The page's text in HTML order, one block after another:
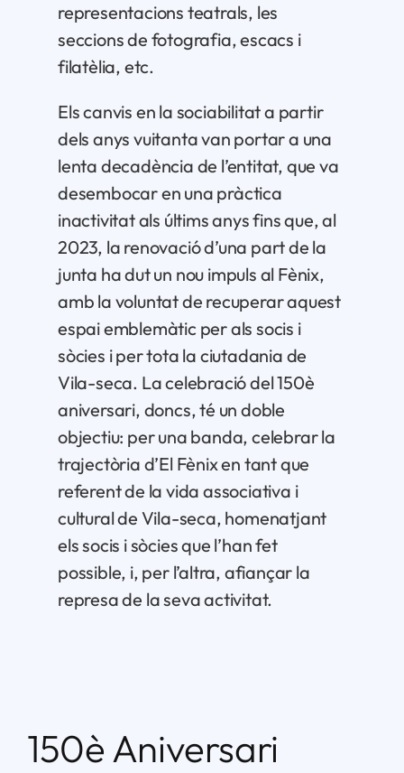
representacions teatrals, les
seccions de fotografia, escacs i
filatèlia, etc.
Els canvis en la sociabilitat a partir
dels anys vuitanta van portar a una
lenta decadència de l’entitat, que va
desembocar en una pràctica
inactivitat als últims anys fins que, al
2023, la renovació d’una part de la
junta ha dut un nou impuls al Fènix,
amb la voluntat de recuperar aquest
espai emblemàtic per als socis i
sòcies i per tota la ciutadania de
Vila-seca. La celebració del 150è
aniversari, doncs, té un doble
objectiu: per una banda, celebrar la
trajectòria d’El Fènix en tant que
referent de la vida associativa i
cultural de Vila-seca, homenatjant
els socis i sòcies que l’han fet
possible, i, per l’altra, afiançar la
represa de la seva activitat.
150è Aniversari